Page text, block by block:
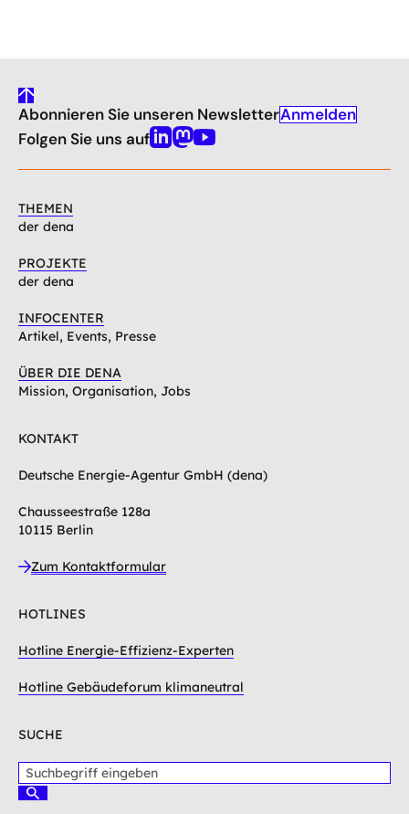
gehe
nach
oben
Abonnieren Sie unseren NewsletterAnmelden
Folgen Sie uns aufLinkedin
Mastodon
Youtube
THEMEN
der dena
PROJEKTE
der dena
INFOCENTER
Artikel, Events, Presse
ÜBER DIE DENA
Mission, Organisation, Jobs
KONTAKT
Deutsche Energie-Agentur GmbH (dena)
Chausseestraße 128a
10115 Berlin
Zum Kontaktformular
HOTLINES
Hotline Energie-Effizienz-Experten
Hotline Gebäudeforum klimaneutral
SUCHE
u
S